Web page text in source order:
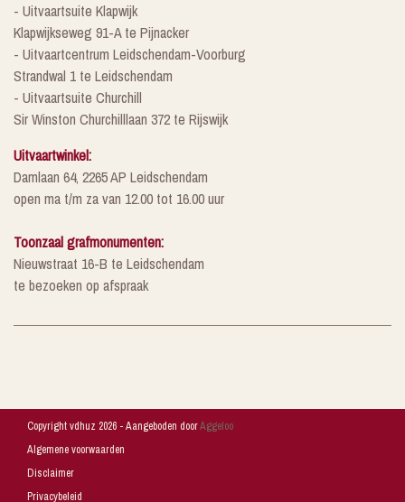
- Uitvaartsuite Klapwijk
Klapwijkseweg 91-A te Pijnacker
- Uitvaartcentrum Leidschendam-Voorburg
Strandwal 1 te Leidschendam
- Uitvaartsuite Churchill
Sir Winston Churchilllaan 372 te Rijswijk
Uitvaartwinkel:
Damlaan 64, 2265 AP Leidschendam
open ma t/m za van 12.00 tot 16.00 uur
Toonzaal grafmonumenten:
Nieuwstraat 16-B te Leidschendam
te bezoeken op afspraak
Copyright vdhuz 2026 - Aangeboden doorAggeloo
Algemene voorwaarden
Disclaimer
Privacybeleid